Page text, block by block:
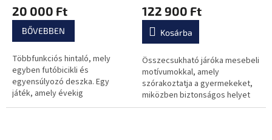
20 000 Ft
BŐVEBBEN
Többfunkciós hintaló, mely
egyben futóbicikli és
egyensúlyozó deszka. Egy
játék, amely évekig
szórakoztató társa lehet a
122 900 Ft
Kosárba
Összecsukható járóka mesebeli
motívumokkal, amely
szórakoztatja a gyermekeket,
miközben biztonságos helyet
biztosít nekik a játékhoz!